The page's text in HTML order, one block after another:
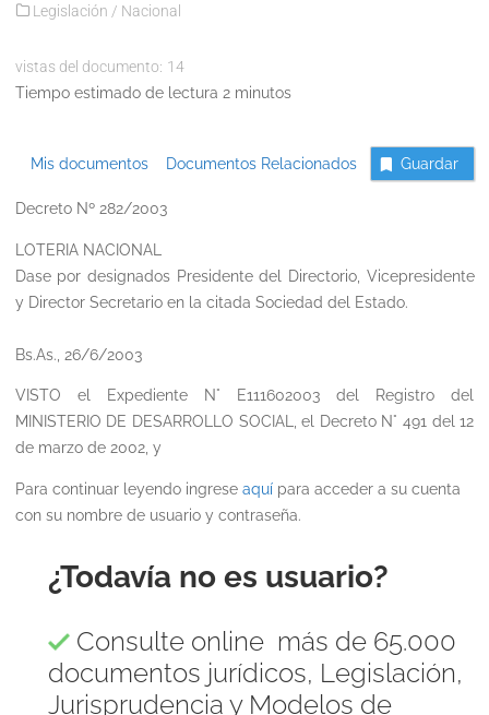
Legislación / Nacional
vistas del documento: 14
Tiempo estimado de lectura 2 minutos
Mis documentos Documentos Relacionados Guardar
Decreto Nº 282/2003
LOTERIA NACIONAL
Dase por designados Presidente del Directorio, Vicepresidente
y Director Secretario en la citada Sociedad del Estado.
Bs.As., 26/6/2003
VISTO el Expediente N° E111602003 del Registro del
MINISTERIO DE DESARROLLO SOCIAL, el Decreto N° 491 del 12
de marzo de 2002, y
Para continuar leyendo ingrese aquípara acceder a su cuenta
con su nombre de usuario y contraseña.
¿Todavía no es usuario?
Consulte online más de 65.000
documentos jurídicos, Legislación,
Jurisprudencia y Modelos de